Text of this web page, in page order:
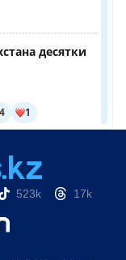
523k 17k